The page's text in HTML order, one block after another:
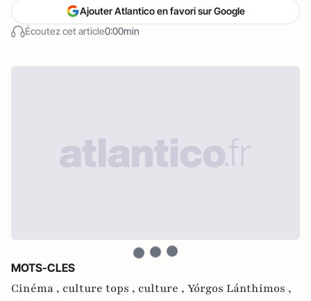
Écoutez cet article0:00min
Ajouter Atlantico en favori sur Google
MOTS-CLES
Cinéma , culture tops , culture , Yórgos Lánthimos ,